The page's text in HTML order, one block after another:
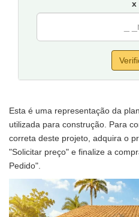
x
Esta é uma representação da
utilizada para construção. Para
correta deste projeto, adquira o
"Solicitar preço" e finalize a
Pedido".